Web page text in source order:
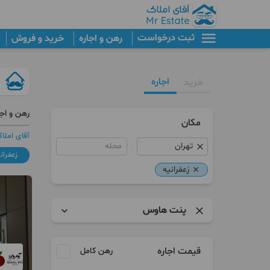
ثبت درخواست رهن و اجاره خرید و فروش
خرید اجاره
مکان
محله
زعفرانیه
پنت هاوس
برج
قیمت اجاره رهن کامل
رهن و
آقای